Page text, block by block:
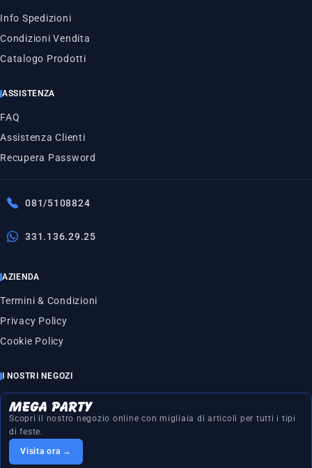
Info Spedizioni
Condizioni Vendita
Catalogo Prodotti
ASSISTENZA
FAQ
Assistenza Clienti
Recupera Password
081/5108824
331.136.29.25
AZIENDA
Termini & Condizioni
Privacy Policy
Cookie Policy
I NOSTRI NEGOZI
Scopri il nostro negozio online con migliaia di articoli per tutti i tipi
di feste.
Visita ora →